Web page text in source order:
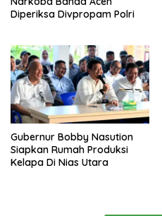
Diperiksa Divpropam Polri
Gubernur Bobby Nasution
Siapkan Rumah Produksi
Kelapa Di Nias Utara